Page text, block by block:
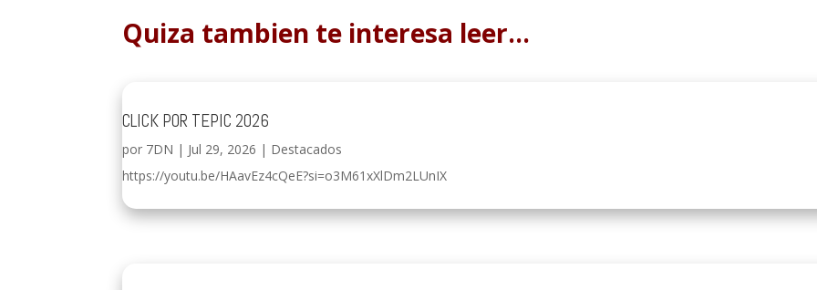
Quiza tambien te interesa leer…
CLICK POR TEPIC 2026
por 7DN | Jul 29, 2026 | Destacados
https://youtu.be/HAavEz4cQeE?si=o3M61xXlDm2LUnIX